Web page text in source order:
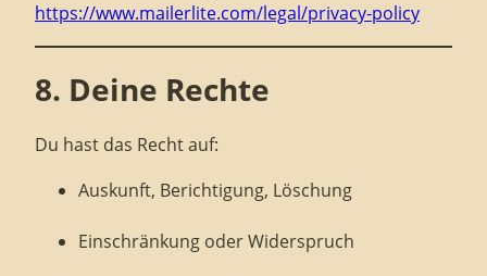
https://www.mailerlite.com/legal/privacy-policy
8. Deine Rechte
Du hast das Recht auf:
Auskunft, Berichtigung, Löschung
Einschränkung oder Widerspruch